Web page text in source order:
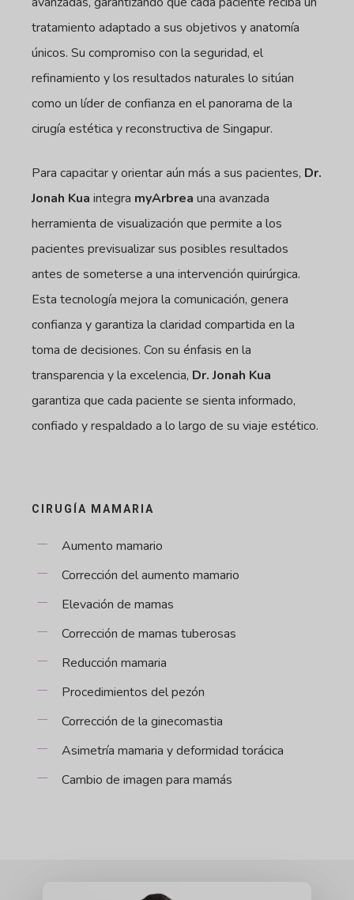
tratamiento adaptado a sus objetivos y anatomía
únicos. Su compromiso con la seguridad, el
refinamiento y los resultados naturales lo sitúan
como un líder de confianza en el panorama de la
cirugía estética y reconstructiva de Singapur.
Para capacitar y orientar aún más a sus pacientes, Dr.
Jonah Kua integra myArbrea una avanzada
herramienta de visualización que permite a los
pacientes previsualizar sus posibles resultados
antes de someterse a una intervención quirúrgica.
Esta tecnología mejora la comunicación, genera
confianza y garantiza la claridad compartida en la
toma de decisiones. Con su énfasis en la
transparencia y la excelencia, Dr. Jonah Kua
garantiza que cada paciente se sienta informado,
confiado y respaldado a lo largo de su viaje estético.
CIRUGÍA MAMARIA
Aumento mamario
Corrección del aumento mamario
Elevación de mamas
Corrección de mamas tuberosas
Reducción mamaria
Procedimientos del pezón
Corrección de la ginecomastia
Asimetría mamaria y deformidad torácica
Cambio de imagen para mamás